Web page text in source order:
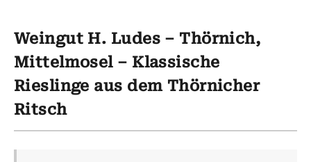
Weingut H. Ludes – Thörnich,
Mittelmosel – Klassische
Rieslinge aus dem Thörnicher
Ritsch